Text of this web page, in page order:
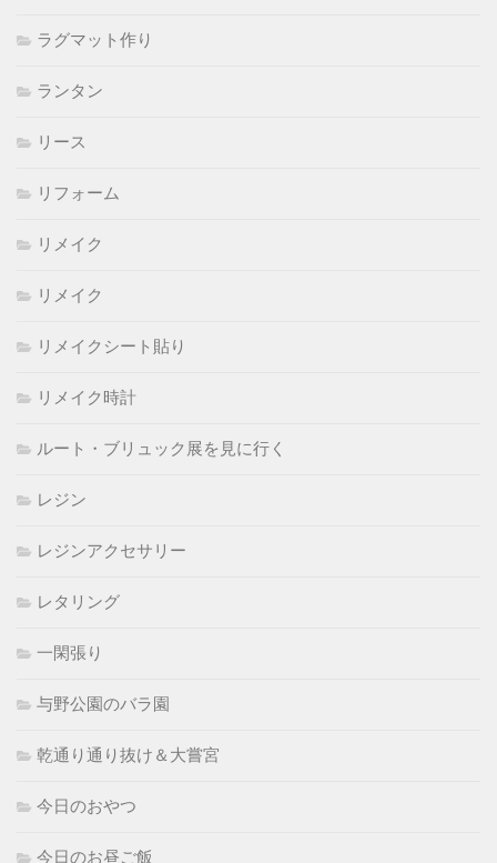
ラグマット作り
ランタン
リース
リフォーム
リメイク
リメイク
リメイクシート貼り
リメイク時計
ルート・ブリュック展を見に行く
レジン
レジンアクセサリー
レタリング
一閑張り
与野公園のバラ園
乾通り通り抜け＆大嘗宮
今日のおやつ
今日のお昼ご飯